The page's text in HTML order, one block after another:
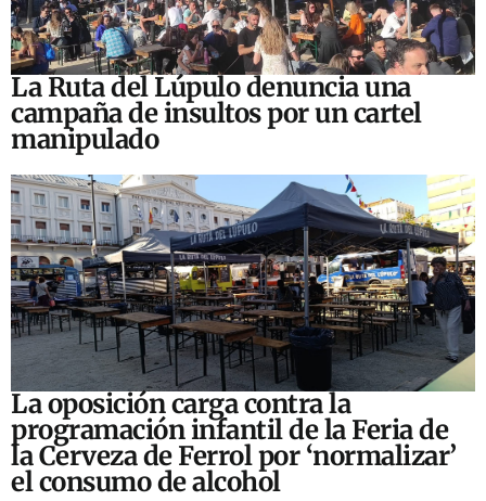
La Ruta del Lúpulo denuncia una
campaña de insultos por un cartel
manipulado
La oposición carga contra la
programación infantil de la Feria de
la Cerveza de Ferrol por ‘normalizar’
el consumo de alcohol